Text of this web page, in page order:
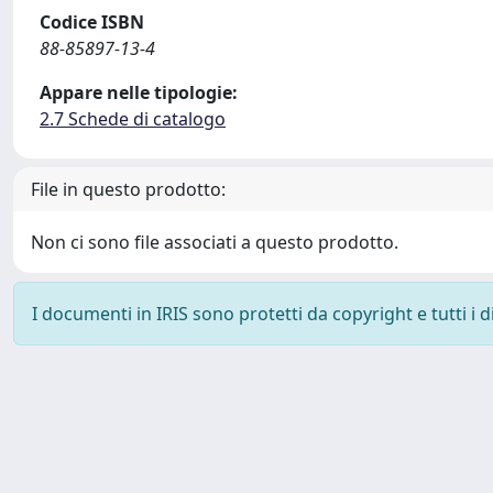
Codice ISBN
88-85897-13-4
Appare nelle tipologie:
2.7 Schede di catalogo
File in questo prodotto:
Non ci sono file associati a questo prodotto.
I documenti in IRIS sono protetti da copyright e tutti i